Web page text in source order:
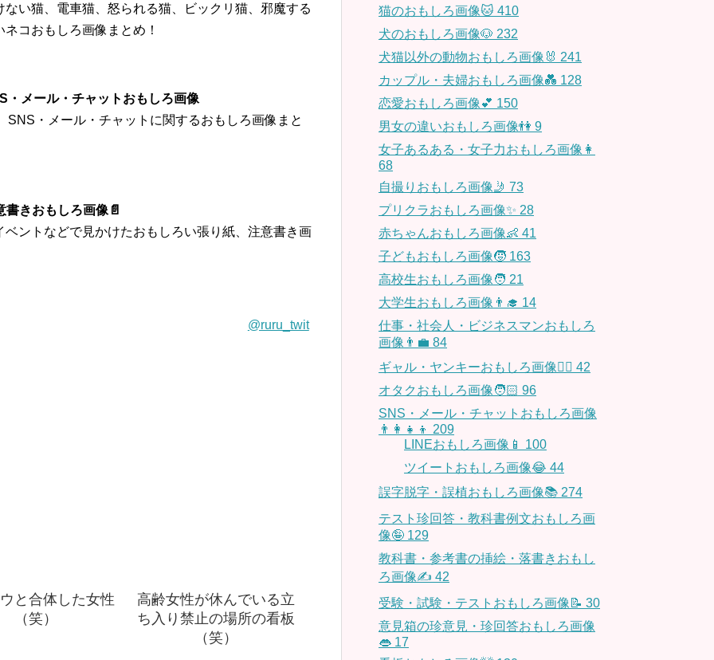
い猫、電車猫、怒られる猫、ビックリ猫、邪魔する
コおもしろ画像まとめ！
・メール・チャットおもしろ画像
SNS・メール・チャットに関するおもしろ画像まと
書きおもしろ画像📄
ントなどで見かけたおもしろい張り紙、注意書き画
@ruru_twit
と合体した女性
（笑）
高齢女性が休んでいる立
ち入り禁止の場所の看板
（笑）
猫のおもしろ画像🐱 410
犬のおもしろ画像🐶 232
犬猫以外の動物おもしろ画像🐰 241
カップル・夫婦おもしろ画像💑 128
恋愛おもしろ画像💕 150
男女の違いおもしろ画像👫 9
女子あるある・女子力おもしろ画像👩
68
自撮りおもしろ画像🤳 73
プリクラおもしろ画像✨ 28
赤ちゃんおもしろ画像👶 41
子どもおもしろ画像🧒 163
高校生おもしろ画像🧑 21
大学生おもしろ画像👨‍🎓 14
仕事・社会人・ビジネスマンおもしろ
画像👨‍💼 84
ギャル・ヤンキーおもしろ画像👱‍♀️ 42
オタクおもしろ画像🧑🏻 96
SNS・メール・チャットおもしろ画像
👨‍👩‍👧‍👦 209
LINEおもしろ画像📱 100
ツイートおもしろ画像😂 44
誤字脱字・誤植おもしろ画像📚 274
テスト珍回答・教科書例文おもしろ画
像🤪 129
教科書・参考書の挿絵・落書きおもし
ろ画像✍️ 42
受験・試験・テストおもしろ画像📝 30
意見箱の珍意見・珍回答おもしろ画像
👄 17